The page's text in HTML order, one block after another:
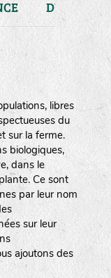
DURÉE DE
libres
du
sur la ferme.
biologiques,
dans le
Ce sont
par leur nom
sur leur
ajoutons des